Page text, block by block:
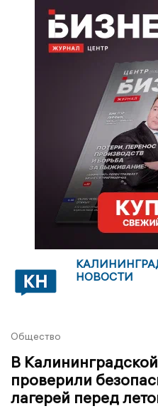
НОВОСТИ
Общество
В
проверили
лагерей перед